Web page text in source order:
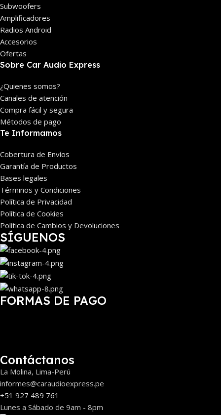
Subwoofers
Amplificadores
Radios Android
Accesorios
Ofertas
Sobre Car Audio Express
¿Quienes somos?
Canales de atención
Compra fácil y segura
Métodos de pago
Te Informamos
Cobertura de Envíos
Garantía de Productos
Bases legales
Términos y Condiciones
Política de Privacidad
Política de Cookies
Política de Cambios y Devoluciones
SÍGUENOS
FORMAS DE PAGO
Contáctanos
La Molina, Lima-Perú
informes@caraudioexpress.pe
+51 927 489 761
Lunes a Sábado de 9am - 8pm